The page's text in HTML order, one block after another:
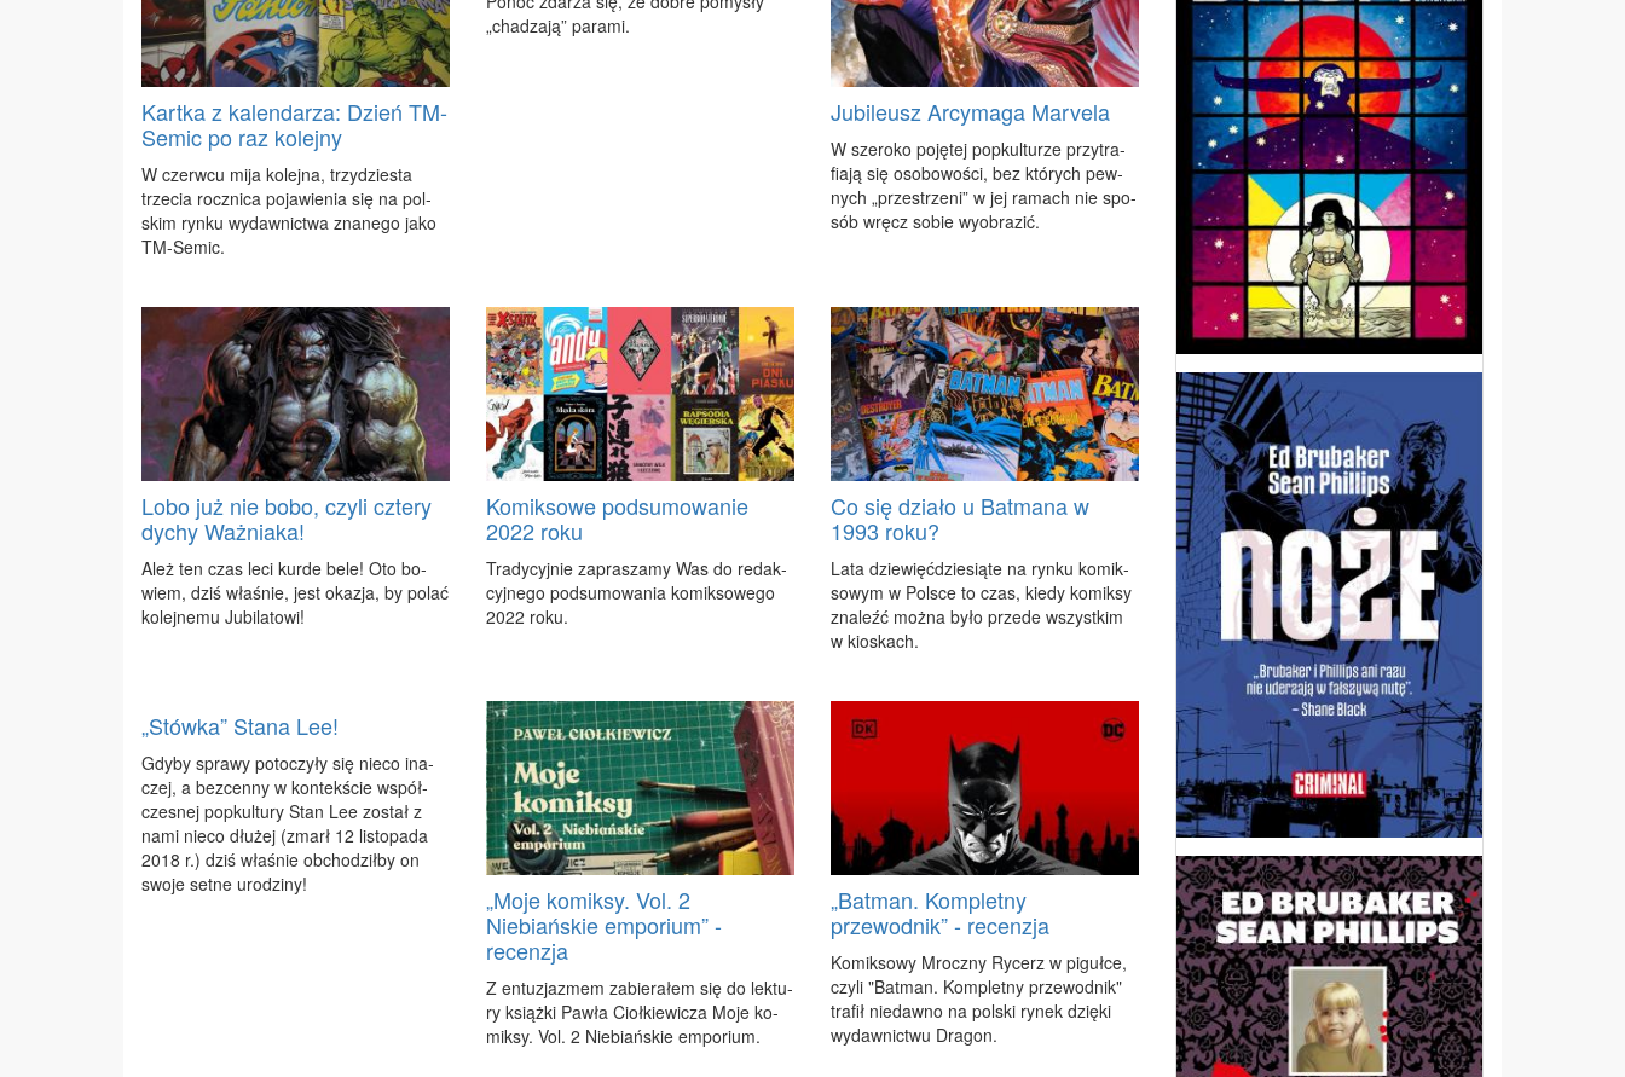
Kartka z kalendarza: Dzień TM-
Semic po raz kolejny
W czerw­cu mi­ja ko­lej­na, trzy­dzie­sta
trze­cia rocz­ni­ca po­ja­wie­nia się na pol­
skim ryn­ku wy­daw­nic­twa zna­ne­go ja­ko
TM-Se­mic.
„cha­dza­ją” pa­ra­mi.
Jubileusz Arcymaga Marvela
W sze­ro­ko po­ję­tej po­pkul­tu­rze przy­tra­
fia­ją się oso­bo­wo­ści, bez któ­rych pew­
nych „prze­strze­ni” w jej ra­mach nie spo­
sób wręcz so­bie wy­obra­zić.
Lobo już nie bobo, czyli cztery
dychy Ważniaka!
Ależ ten czas le­ci kur­de be­le! Oto bo­
wiem, dziś wła­śnie, jest oka­zja, by po­lać
ko­lej­ne­mu Ju­bi­la­to­wi!
Komiksowe podsumowanie
2022 roku
Tra­dy­cyj­nie za­pra­sza­my Was do re­dak­
cyj­ne­go pod­su­mo­wa­nia ko­mik­so­we­go
2022 ro­ku.
Co się działo u Batmana w
1993 roku?
La­ta dzie­więć­dzie­sią­te na ryn­ku ko­mik­
so­wym w Pol­sce to czas, kie­dy ko­mik­sy
zna­leźć moż­na by­ło przede wszyst­kim
w kio­skach.
„Stówka” Stana Lee!
Gdy­by spra­wy po­to­czy­ły się nie­co ina­
czej, a bez­cen­ny w kon­tek­ście współ­
cze­snej po­pkul­tu­ry Stan Lee zo­stał z
na­mi nie­co dłu­żej (zmarł 12 li­sto­pa­da
2018 r.) dziś wła­śnie ob­cho­dził­by on
swo­je set­ne uro­dzi­ny!
„Moje komiksy. Vol. 2
Niebiańskie emporium” -
recenzja
Z en­tu­zja­zmem za­bie­ra­łem się do lek­tu­
ry książ­ki Paw­ła Cioł­kie­wi­cza Mo­je ko­
mik­sy. Vol. 2 Nie­biań­skie em­po­rium.
„Batman. Kompletny
przewodnik” - recenzja
Ko­mik­so­wy Mrocz­ny Ry­cerz w pi­guł­ce,
czy­li "Bat­man. Kom­plet­ny prze­wod­nik"
tra­fił nie­daw­no na pol­ski ry­nek dzię­ki
wy­daw­nic­twu Dra­gon.